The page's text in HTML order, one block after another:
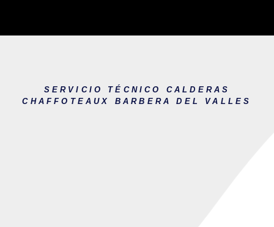
SERVICIO TÉCNICO CALDERAS
CHAFFOTEAUX BARBERA DEL VALLES